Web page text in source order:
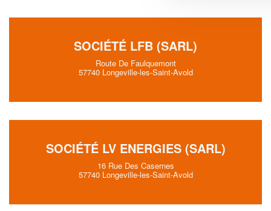
SOCIÉTÉ LFB (SARL)
Route De Faulquemont
57740 Longeville-les-Saint-Avold
SOCIÉTÉ LV ENERGIES (SARL)
16 Rue Des Casernes
57740 Longeville-les-Saint-Avold